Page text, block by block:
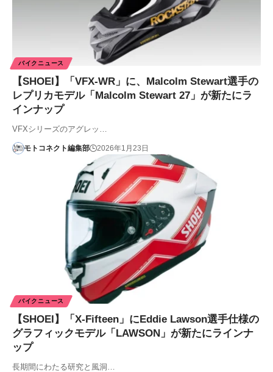
バイクニュース
【SHOEI】「VFX-WR」に、Malcolm Stewart選手の
レプリカモデル「Malcolm Stewart 27」が新たにラ
インナップ
VFXシリーズのアグレッ…
モトコネクト編集部 2026年1月23日
バイクニュース
【SHOEI】「X-Fifteen」にEddie Lawson選手仕様の
グラフィックモデル「LAWSON」が新たにラインナ
ップ
長期間にわたる研究と風洞…